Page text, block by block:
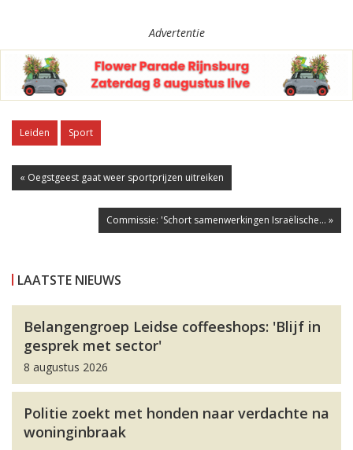
Advertentie
Leiden Sport
« Oegstgeest gaat weer sportprijzen uitreiken
Commissie: 'Schort samenwerkingen Israëlische... »
LAATSTE NIEUWS
Belangengroep Leidse coffeeshops: 'Blijf in
gesprek met sector'
8 augustus 2026
Politie zoekt met honden naar verdachte na
woninginbraak